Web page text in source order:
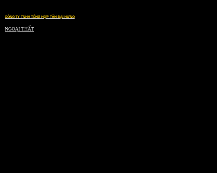
CÔNG TY TNHH TỔNG HỢP TÂN ĐẠI HƯNG
NGOẠI THẤT